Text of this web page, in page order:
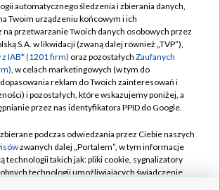
TVP
TVP
Cyfrowa
Regulamin TVP
Polityka prywatności
Moje zgody
Pomoc
Kontakt
automatycznego śledzenia i zbierania danych,
Twoim urządzeniu końcowym i ich
przetwarzanie Twoich danych osobowych przez
S.A. w likwidacji (zwaną dalej również „TVP”),
IAB* (1201 firm) oraz pozostałych Zaufanych
, w celach marketingowych (w tym do
reklam do Twoich zainteresowań i
i pozostałych, które wskazujemy poniżej, a
przez nas identyfikatora PPID do Google.
podczas odwiedzania przez Ciebie naszych
zwanych dalej „Portalem”, w tym informacje
technologii takich jak: pliki cookie, sygnalizatory
technologii umożliwiających świadczenie